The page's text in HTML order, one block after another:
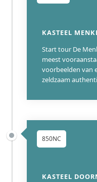
KASTEEL
Start tour De
meest
voorbeelden van
zeldzaam
850NC
KASTEEL